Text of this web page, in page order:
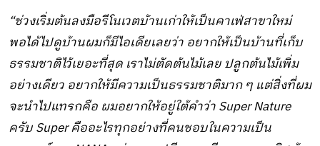
“ช่วงเริ่มต้นลงมือรีโนเวตบ้านเก่าให้เป็นคาเฟ่สาขาใหม่
พอได้ไปดูบ้านผมก็มีไอเดียเลยว่า อยากให้เป็นบ้านที่เก็บ
ธรรมชาติไว้เยอะที่สุด เราไม่ตัดต้นไม้เลย ปลูกต้นไม้เพิ่ม
อย่างเดียว อยากให้มีความเป็นธรรมชาติมาก ๆ แต่สิ่งที่ผม
จะนำไปแทรกคือ ผมอยากให้อยู่ใต้คำว่าSuper Nature
ครับ Super คืออะไรทุกอย่างที่คนชอบในความเป็น